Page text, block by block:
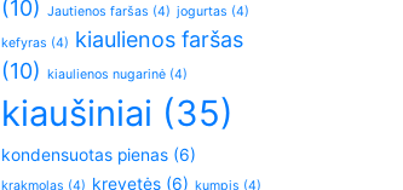
(10) Jautienos faršas (4) jogurtas (4)
kefyras (4) kiaulienos faršas
(10) kiaulienos nugarinė (4)
kiaušiniai (35)
kondensuotas pienas (6)
krakmolas (4) krevetės (6) kumpis (4)